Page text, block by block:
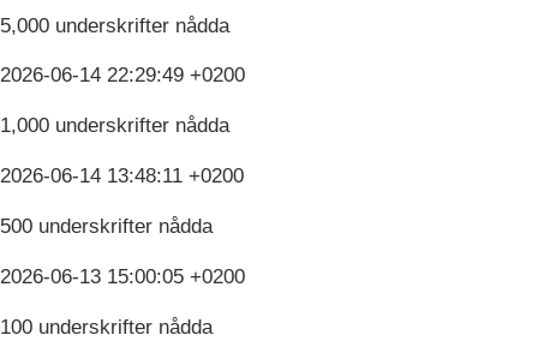
5,000 underskrifter nådda
2026-06-14 22:29:49 +0200
1,000 underskrifter nådda
2026-06-14 13:48:11 +0200
500 underskrifter nådda
2026-06-13 15:00:05 +0200
100 underskrifter nådda